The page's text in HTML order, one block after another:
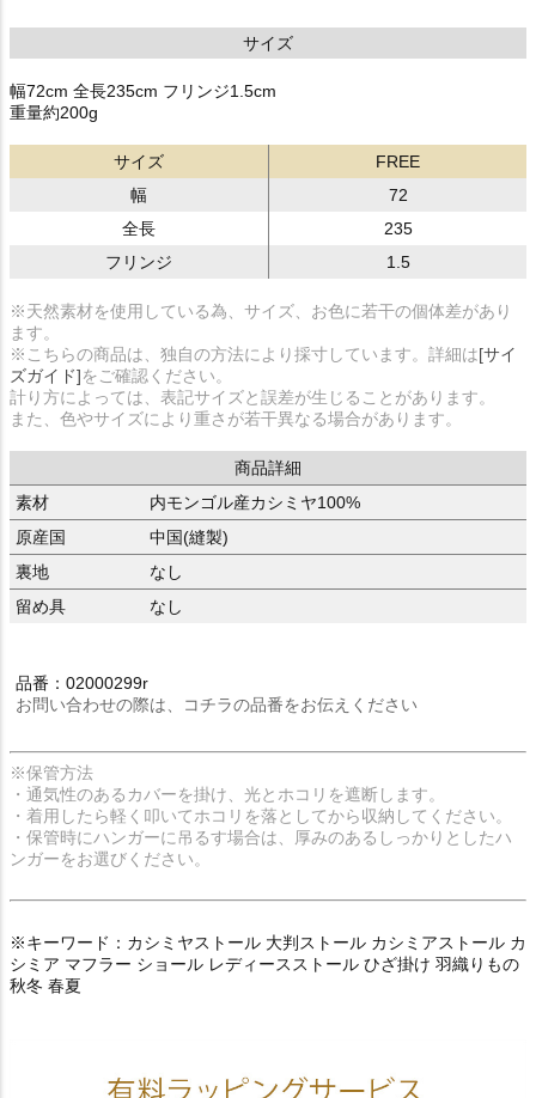
サイズ
幅72cm 全長235cm フリンジ1.5cm
重量約200g
サイズ
FREE
幅
72
全長
235
フリンジ
1.5
※天然素材を使用している為、サイズ、お色に若干の個体差があり
ます。
※こちらの商品は、独自の方法により採寸しています。詳細は[サイ
ズガイド]をご確認ください。
計り方によっては、表記サイズと誤差が生じることがあります。
また、色やサイズにより重さが若干異なる場合があります。
商品詳細
素材
内モンゴル産カシミヤ100%
原産国
中国(縫製)
裏地
なし
留め具
なし
品番：02000299r
お問い合わせの際は、コチラの品番をお伝えください
※保管方法
・通気性のあるカバーを掛け、光とホコリを遮断します。
・着用したら軽く叩いてホコリを落としてから収納してください。
・保管時にハンガーに吊るす場合は、厚みのあるしっかりとしたハ
ンガーをお選びください。
※キーワード：カシミヤストール 大判ストール カシミアストール カ
シミア マフラー ショール レディースストール ひざ掛け 羽織りもの
秋冬 春夏